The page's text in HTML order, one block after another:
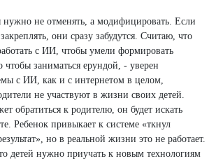
не отменять, а модифицировать. Если
они сразу забудутся. Считаю, что
с ИИ, чтобы умели формировать
чтобы заниматься ерундой, - уверен
с ИИ, как и с интернетом в целом,
не участвуют в жизни своих детей.
обратиться к родителю, он будет искать
Ребенок привыкает к системе «ткнул
но в реальной жизни это не работает.
детей нужно приучать к новым технологиям